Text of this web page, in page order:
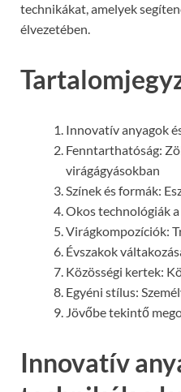
technikákat, amelyek
élvezetében.
Innovatív anyagok
Fenntarthatóság:
virágágyásokban
Színek és formák:
Okos technológiák
Virágkompozíciók:
Évszakok
Közösségi kertek:
Egyéni stílus:
Jövőbe tekintő
Innovatív